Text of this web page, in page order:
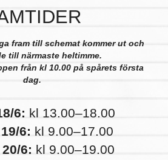
fram till schemat kommer ut och
till närmaste heltimme.
från kl 10.00 på spårets första
dag.
6: kl 13.00–18.00
6: kl 9.00–17.00
6: kl 9.00–19.00